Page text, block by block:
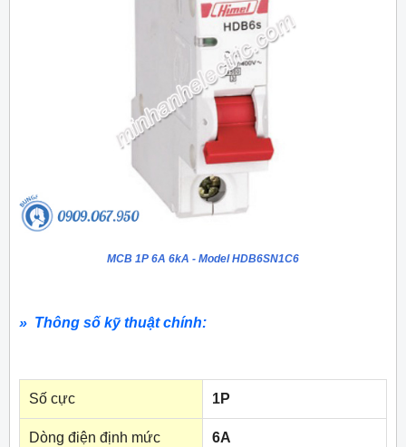
MCB 1P 6A 6kA - Model HDB6SN1C6
» Thông số kỹ thuật chính:
Số cực 1P
Dòng điện định mức 6A